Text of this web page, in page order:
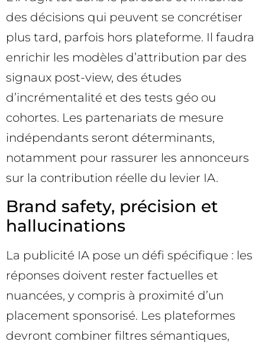
des décisions qui peuvent se concrétiser
plus tard, parfois hors plateforme. Il faudra
enrichir les modèles d’attribution par des
signaux post-view, des études
d’incrémentalité et des tests géo ou
cohortes. Les partenariats de mesure
indépendants seront déterminants,
notamment pour rassurer les annonceurs
sur la contribution réelle du levier IA.
Brand safety, précision et
hallucinations
La publicité IA pose un défi spécifique : les
réponses doivent rester factuelles et
nuancées, y compris à proximité d’un
placement sponsorisé. Les plateformes
devront combiner filtres sémantiques,